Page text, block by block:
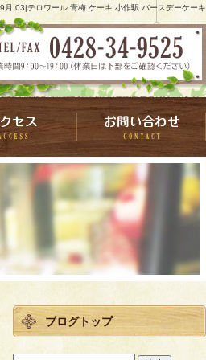
月 03|テロワール 青梅 ケーキ 小作駅 バースデーケーキ
ブログトップ